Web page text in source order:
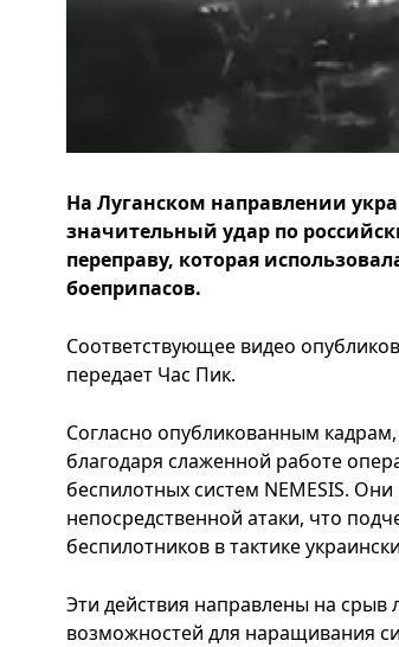
На Луганском направлении
значительный удар по
переправу, которая
боеприпасов.
Соответствующее видео
передает Час Пик.
Согласно опубликованным
благодаря слаженной работе
беспилотных систем NEMESIS.
непосредственной атаки, что
беспилотников в тактике
Эти действия направлены на срыв
возможностей для наращивания